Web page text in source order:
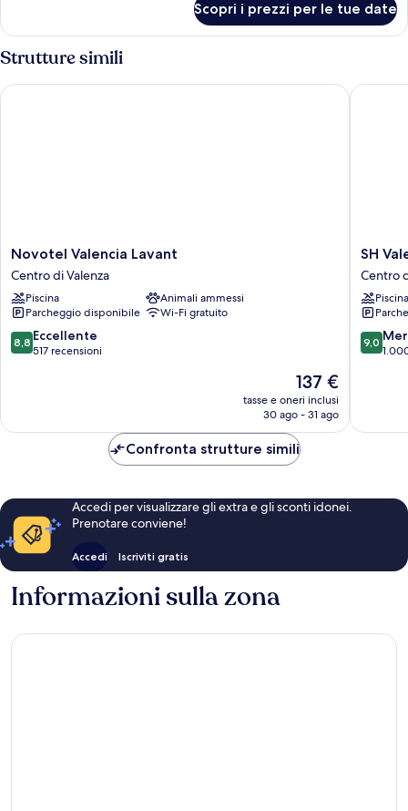
Scopri i prezzi per le tue date
Strutture simili
Novotel
Valencia
Lavant
Centro
di
Valenza
Novotel Valencia Lavant
Centro di Valenza
Piscina
Animali ammessi
Parcheggio disponibile
Wi-Fi gratuito
8.8
su
8,8 Eccellente
517 recensioni
Il
prezzo
attuale
137 €
137 €
tasse e oneri inclusi
30 ago - 31 ago
Novotel Valencia Lavant
SH
Valencia
Palace
Hotel
Centro
di
Valenza
SH
Centro
Piscina
9.0
su
9,0
SH
Confronta strutture simili
Accedi per visualizzare gli extra e gli sconti idonei.
Prenotare conviene!
Accedi Iscriviti gratis
Informazioni sulla zona